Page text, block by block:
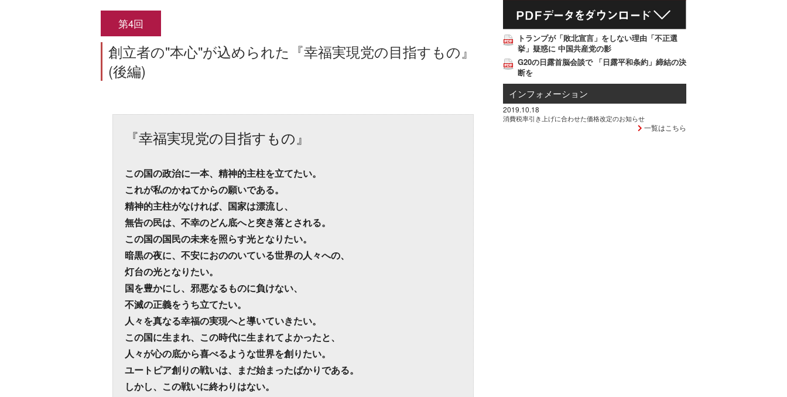
第4回
創立者の"本心"が込められた『幸福実現党の目指すもの』
(後編)
『幸福実現党の目指すもの』
この国の政治に一本、精神的主柱を立てたい。
これが私のかねてからの願いである。
精神的主柱がなければ、国家は漂流し、
無告の民は、不幸のどん底へと突き落とされる。
この国の国民の未来を照らす光となりたい。
暗黒の夜に、不安におののいている世界の人々への、
灯台の光となりたい。
国を豊かにし、邪悪なるものに負けない、
不滅の正義をうち立てたい。
人々を真なる幸福の実現へと導いていきたい。
この国に生まれ、この時代に生まれてよかったと、
人々が心の底から喜べるような世界を創りたい。
ユートピア創りの戦いは、まだ始まったばかりである。
しかし、この戦いに終わりはない。
トランプが「敗北宣言」をしない理由「不正選
挙」疑惑に 中国共産党の影
G20の日露首脳会談で 「日露平和条約」締結の決
断を
インフォメーション
2019.10.18
消費税率引き上げに合わせた価格改定のお知らせ
一覧はこちら